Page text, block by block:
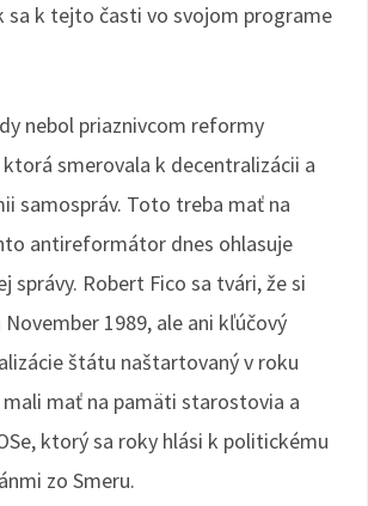
sa k tejto časti vo svojom programe
nebol priaznivcom reformy
ktorá smerovala k decentralizácii a
samospráv. Toto treba mať na
antireformátor dnes ohlasuje
správy. Robert Fico sa tvári, že si
1989, ale ani kľúčový
štátu naštartovaný v roku
mať na pamäti starostovia a
ktorý sa roky hlási k politickému
zo Smeru.